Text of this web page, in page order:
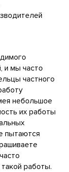
и мы часто
частного
небольшое
их работы
пытаются
работы.